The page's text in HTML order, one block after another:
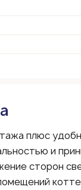
плюс
и
сторон